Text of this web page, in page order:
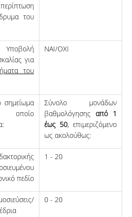
του
για
του
ΝΑΙ/ΟΧΙ
σημείωμα
οποίο
Σύνολο μονάδων
βαθμολόγησης από 1
έως 50, επιμεριζόμενο
ως ακολούθως:
πεδίο
1 - 20
0 - 20